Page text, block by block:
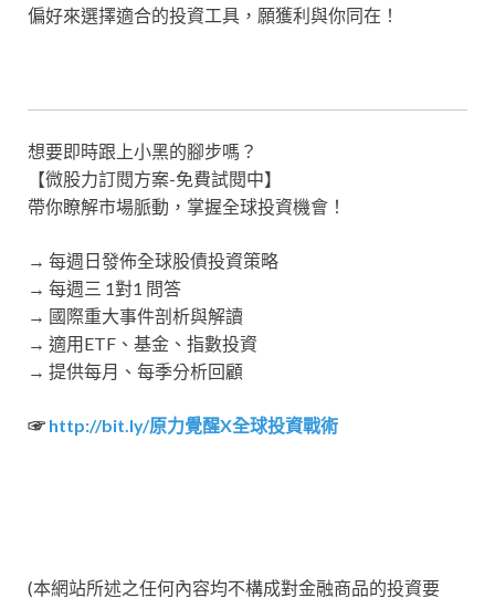
偏好來選擇適合的投資工具，願獲利與你同在！
想要即時跟上小黑的腳步嗎？
【微股力訂閱方案-免費試閱中】
帶你瞭解市場脈動，掌握全球投資機會！
→ 每週日發佈全球股債投資策略
→ 每週三 1對1 問答
→ 國際重大事件剖析與解讀
→ 適用ETF、基金、指數投資
→ 提供每月、每季分析回顧
☞ http://bit.ly/原力覺醒X全球投資戰術
(本網站所述之任何內容均不構成對金融商品的投資要